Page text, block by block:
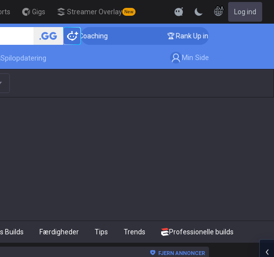
Gigs Streamer Overlay New
DA Log ind
Days! Challenger Coaching 🏆 Rank Up in 3 Days! Challenger Coaching
Spilopdatering Min Side
Builds Færdigheder Tips Trends Professionelle builds
FJERN ANNONCER